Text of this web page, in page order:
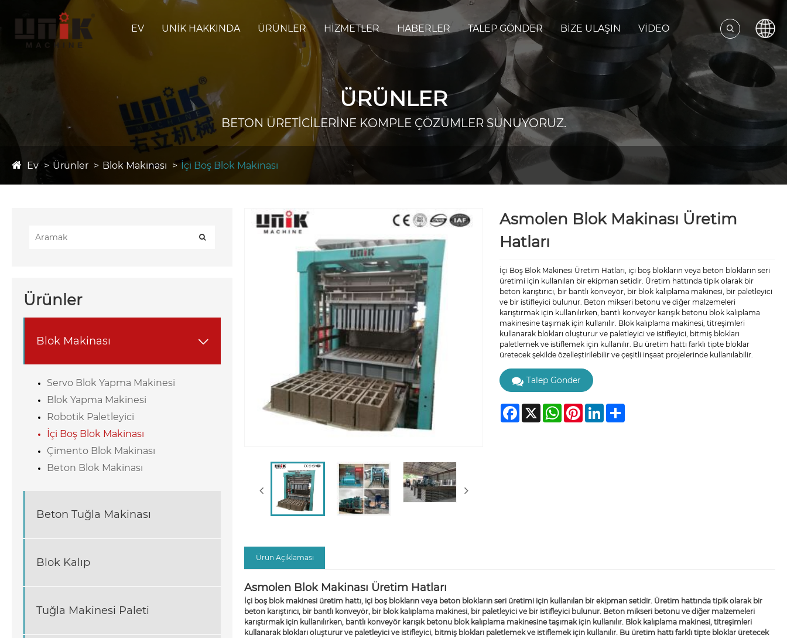
EV UNIK HAKKINDA ÜRÜNLER HIZMETLER HABERLER TALEP GÖNDER BIZE ULAŞIN VIDEO
ÜRÜNLER
BETON ÜRETİCİLERİNE KOMPLE ÇÖZÜMLER SUNUYORUZ.
Ev Ürünler Blok Makinası İçi Boş Blok Makinası
Ürünler
Blok Makinası 
Servo Blok Yapma Makinesi
Blok Yapma Makinesi
Robotik Paletleyici
İçi Boş Blok Makinası
Çimento Blok Makinası
Beton Blok Makinası
Beton Tuğla Makinası
Blok Kalıp
Tuğla Makinesi Paleti
Asmolen Blok Makinası Üretim
Hatları
İçi Boş Blok Makinesi Üretim Hatları, içi boş blokların veya beton blokların seri
üretimi için kullanılan bir ekipman setidir. Üretim hattında tipik olarak bir
beton karıştırıcı, bir bantlı konveyör, bir blok kalıplama makinesi, bir paletleyici
ve bir istifleyici bulunur. Beton mikseri betonu ve diğer malzemeleri
karıştırmak için kullanılırken, bantlı konveyör karışık betonu blok kalıplama
makinesine taşımak için kullanılır. Blok kalıplama makinesi, titreşimleri
kullanarak blokları oluşturur ve paletleyici ve istifleyici, bitmiş blokları
paletlemek ve istiflemek için kullanılır. Bu üretim hattı farklı tipte bloklar
üretecek şekilde özelleştirilebilir ve çeşitli inşaat projelerinde kullanılabilir.
Talep Gönder
Facebook
X WhatsAppPinterestLinkedInShare
Ürün Açıklaması
Asmolen Blok Makinası Üretim Hatları
İçi boş blok makinesi üretim hattı, içi boş blokların veya beton blokların seri üretimi için kullanılan bir ekipman setidir. Üretim hattında tipik olarak bir
beton karıştırıcı, bir bantlı konveyör, bir blok kalıplama makinesi, bir paletleyici ve bir istifleyici bulunur. Beton mikseri betonu ve diğer malzemeleri
karıştırmak için kullanılırken, bantlı konveyör karışık betonu blok kalıplama makinesine taşımak için kullanılır. Blok kalıplama makinesi, titreşimleri
kullanarak blokları oluşturur ve paletleyici ve istifleyici, bitmiş blokları paletlemek ve istiflemek için kullanılır. Bu üretim hattı farklı tipte bloklar üretecek